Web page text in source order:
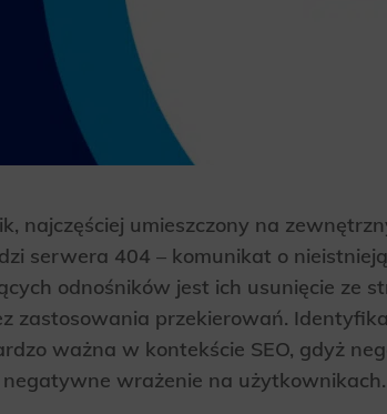
najczęściej umieszczony na
serwera 404 – komunikat o
odnośników jest ich usunięcie ze
zastosowania przekierowań.
ważna w kontekście SEO, gdyż
wrażenie na użytkownikach.